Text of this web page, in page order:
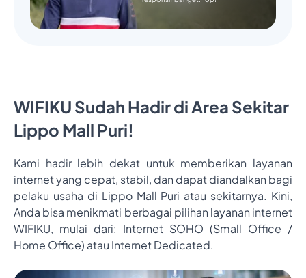
WIFIKU Sudah Hadir di Area Sekitar
Lippo Mall Puri!
Kami hadir lebih dekat untuk memberikan layanan
internet yang cepat, stabil, dan dapat diandalkan bagi
pelaku usaha di Lippo Mall Puri atau sekitarnya. Kini,
Anda bisa menikmati berbagai pilihan layanan internet
WIFIKU, mulai dari: Internet SOHO (Small Office /
Home Office) atau Internet Dedicated.